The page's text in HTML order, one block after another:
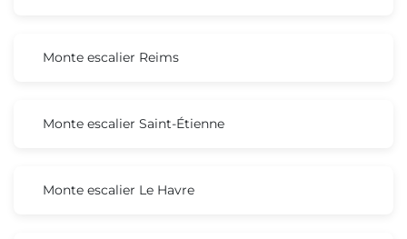
Monte escalier Reims
Monte escalier Saint-Étienne
Monte escalier Le Havre